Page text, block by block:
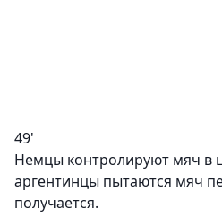
49'
Немцы контролируют мяч в
аргентинцы пытаются мяч
получается.